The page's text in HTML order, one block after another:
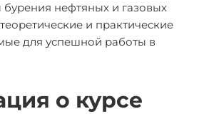
нефтяных и газовых
и практические
для успешной работы в
о курсе